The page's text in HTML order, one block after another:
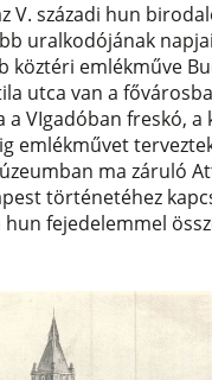
V. századi hun
uralkodójának
köztéri emlékműve
utca van a
a VIgadóban freskó,
emlékművet
ma záruló
történetéhez
hun fejedelemmel